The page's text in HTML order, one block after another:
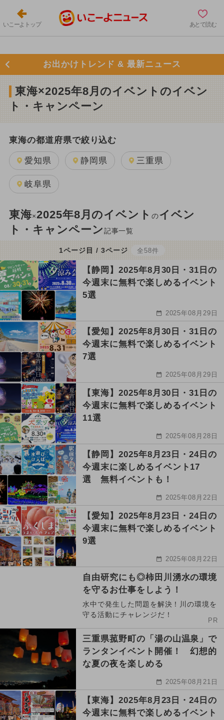
いこーよトップ あとで読む
お出かけトレンド & 最新ニュース
東海×2025年8月のイベントのイベン
ト・キャンペーン
東海の都道府県で絞り込む
愛知県 静岡県 三重県
岐阜県
東海×2025年8月のイベントのイベン
ト・キャンペーン記事一覧
1ページ目 / 3ページ 全58件
【静岡】2025年8月30日・31日の
今週末に無料で楽しめるイベント
5選
2025年08月29日
【愛知】2025年8月30日・31日の
今週末に無料で楽しめるイベント
7選
2025年08月29日
【東海】2025年8月30日・31日の
今週末に無料で楽しめるイベント
11選
2025年08月28日
【静岡】2025年8月23日・24日の
今週末に楽しめるイベント17
選 無料イベントも！
2025年08月22日
【愛知】2025年8月23日・24日の
今週末に無料で楽しめるイベント
9選
2025年08月22日
自由研究にも◎柿田川湧水の環境
を守るお仕事をしよう！
水中で発生した問題を解決！川の環境を
守る活動にチャレンジだ！
PR
三重県菰野町の「湯の山温泉」で
ランタンイベント開催！ 幻想的
な夏の夜を楽しめる
2025年08月21日
【東海】2025年8月23日・24日の
今週末に無料で楽しめるイベント